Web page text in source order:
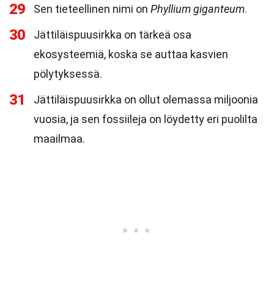
29 Sen tieteellinen nimi on Phyllium giganteum.
30
Jättiläispuusirkka on tärkeä osa
ekosysteemiä, koska se auttaa kasvien
pölytyksessä.
31
Jättiläispuusirkka on ollut olemassa miljoonia
vuosia, ja sen fossiileja on löydetty eri puolilta
maailmaa.